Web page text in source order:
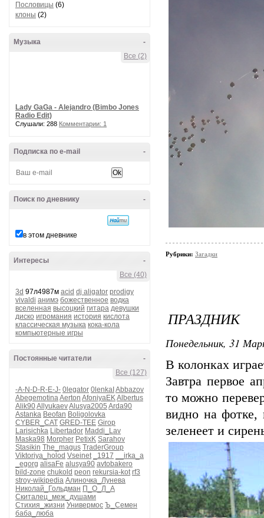
Пословицы (6)
клоны (2)
-
Музыка
Все (2)
Lady GaGa - Alejandro (Bimbo Jones
Radio Edit)
Слушали: 288 Комментарии: 1
-
Подписка по e-mail
-
Поиск по дневнику
в этом дневнике
-
Интересы
Все (40)
3d 97л4987м acid dj aligator prodigy
vivaldi анимэ божественное водка
вселенная высоцкий гитара девушки
диско игромания история кислота
классическая музыка кока-кола
компьютерные игры
-
Постоянные читатели
Все (127)
-A-N-D-R-E-J- 0legator 0lenkaI Abbazov
AbegemotinaAerton AfoniyaEKAlbertus
Alik90AllyukaevAlusya2005 Arda90
Astanka Beofan Boligolovka
CYBER_CAT GRED-TEE Girop
Larisichka Libertador Maddi_Lav
Maska98 Morpher PetixK Sarahov
Stasikin The_magus TraderGroup
Viktoriya_holod Vseinet _1917
__irka_a
_egorg alisaFe alusya90 avtobakero
bild-zone chukold peon rekursia-kot rf3
stroy-wikipedia Алиночка_Лунева
Николай_Гольдман П_О_Л_А
Скиталец_меж_душами
Стихия_жизни Универмос Ъ_Семен
баба_люба
Рубрики: Загадки
ПРАЗДНИК
Понедельник, 31
В колонках
Завтра первое
то можно
видно на фотке,
зеленеет и